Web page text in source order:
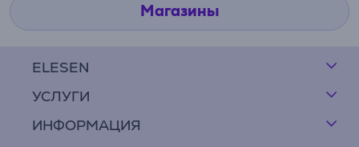
ELESEN
УСЛУГИ
ИНФОРМАЦИЯ
Магазины